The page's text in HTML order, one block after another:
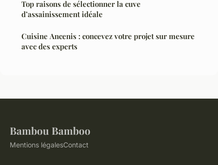
Top raisons de sélectionner la cuve
d’assainissement idéale
Cuisine Ancenis : concevez votre projet sur mesure
avec des experts
Bambou Bamboo
Mentions légalesContact